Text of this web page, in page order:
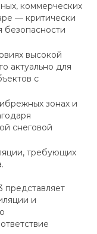
коммерческих
— критически
безопасности
высокой
актуально для
с
зонах и
снеговой
требующих
и